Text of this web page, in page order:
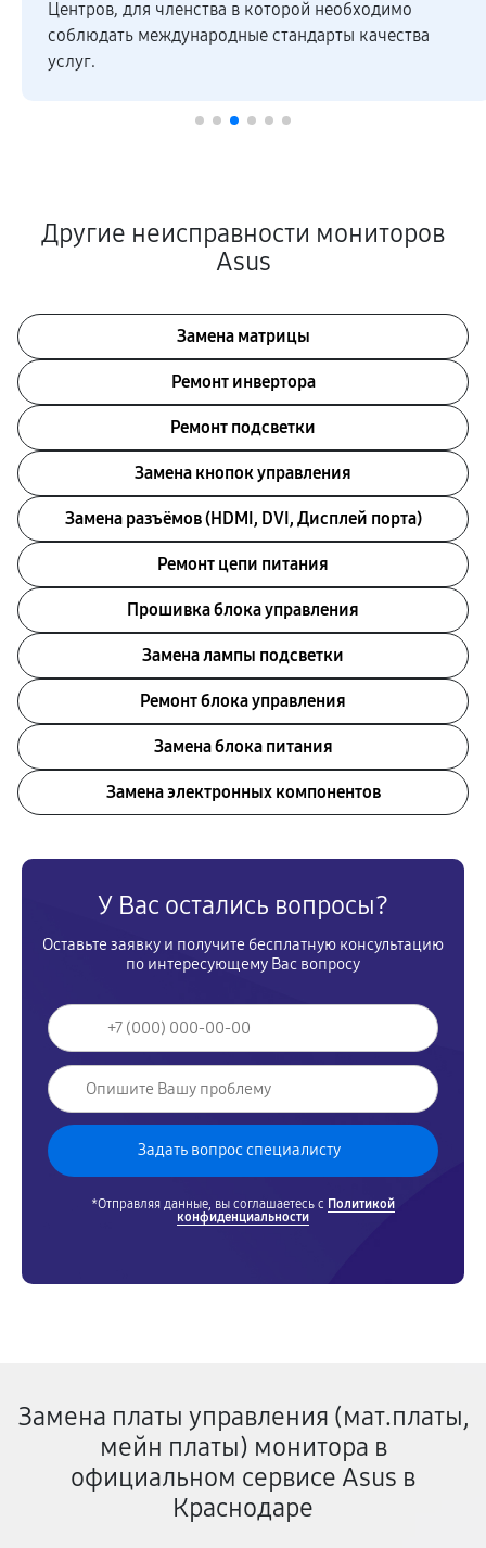
Центров, для членства в которой необходимо
соблюдать международные стандарты качества
услуг.
Другие неисправности мониторов
Asus
Замена матрицы
Ремонт инвертора
Ремонт подсветки
Замена кнопок управления
Замена разъёмов (HDMI, DVI, Дисплей порта)
Ремонт цепи питания
Прошивка блока управления
Замена лампы подсветки
Ремонт блока управления
Замена блока питания
Замена электронных компонентов
У Вас остались вопросы?
Оставьте заявку и получите бесплатную консультацию
по интересующему Вас вопросу
*Отправляя данные, вы соглашаетесь с Политикой
конфиденциальности
Замена платы управления (мат.платы,
мейн платы) монитора в
официальном сервисе Asus в
Краснодаре